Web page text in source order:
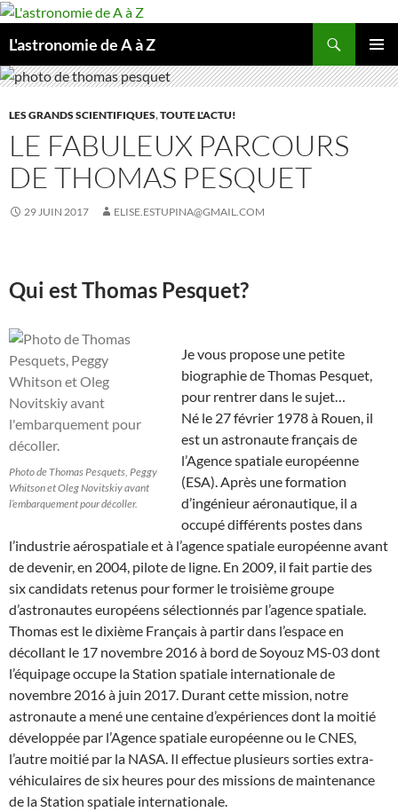
Aller
contenu
L'astronomie de A à Z
MENU
LES GRANDS SCIENTIFIQUES,TOUTE L'ACTU!
LE FABULEUX PARCOURS
DE THOMAS PESQUET
29 JUIN 2017 ELISE.ESTUPINA@GMAIL.COM
Qui est Thomas Pesquet?
Photo de Thomas Pesquets, Peggy
Whitson et Oleg Novitskiy avant
l’embarquement pour décoller.
Je vous propose une petite
biographie de Thomas Pesquet,
pour rentrer dans le sujet…
Né le 27 février 1978 à Rouen, il
est un astronaute français de
l’Agence spatiale européenne
(ESA). Après une formation
d’ingénieur aéronautique, il a
occupé différents postes dans
l’industrie aérospatiale et à l’agence spatiale européenne avant
de devenir, en 2004, pilote de ligne. En 2009, il fait partie des
six candidats retenus pour former le troisième groupe
d’astronautes européens sélectionnés par l’agence spatiale.
Thomas est le dixième Français à partir dans l’espace en
décollant le 17 novembre 2016 à bord de Soyouz MS-03 dont
l’équipage occupe la Station spatiale internationale de
novembre 2016 à juin 2017. Durant cette mission, notre
astronaute a mené une centaine d’expériences dont la moitié
développée par l’Agence spatiale européenne ou le CNES,
l’autre moitié par la NASA. Il effectue plusieurs sorties extra-
véhiculaires de six heures pour des missions de maintenance
de la Station spatiale internationale.